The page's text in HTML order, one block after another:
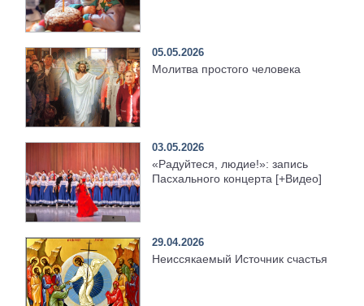
05.05.2026
Молитва простого человека
03.05.2026
«Радуйтеся, людие!»: запись
Пасхального концерта [+Видео]
29.04.2026
Неиссякаемый Источник счастья